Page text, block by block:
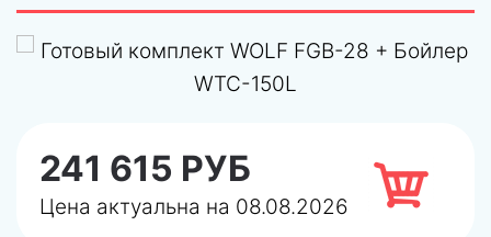
241 615 РУБ
Цена актуальна на 08.08.2026